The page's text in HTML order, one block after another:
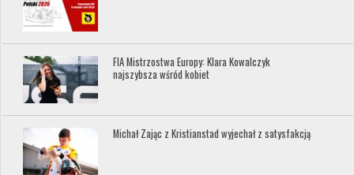
FIA Mistrzostwa Europy: Klara Kowalczyk
najszybsza wśród kobiet
Michał Zając z Kristianstad wyjechał z satysfakcją